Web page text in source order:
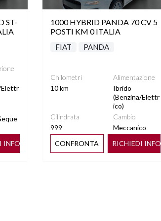
ST-
Elettr
INFO
1000 HYBRID PANDA 70 CV 5
POSTI KM 0 ITALIA
FIAT PANDA
Chilometri
10 km
Alimentazione
Ibrido
(Benzina/Elettr
ico)
Cilindrata
999
Cambio
Meccanico
CONFRONTA
RICHIEDI INFO